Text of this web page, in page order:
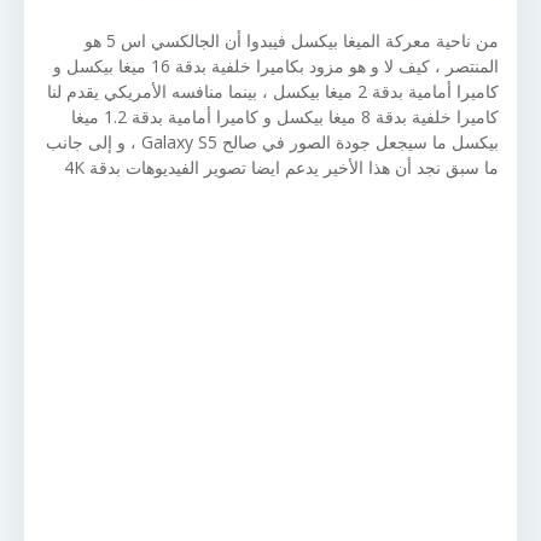
من ناحية معركة الميغا بيكسل فيبدوا أن الجالكسي اس 5 هو
المنتصر ، كيف لا و هو مزود بكاميرا خلفية بدقة 16 ميغا بيكسل و
كاميرا أمامية بدقة 2 ميغا بيكسل ، بينما منافسه الأمريكي يقدم لنا
كاميرا خلفية بدقة 8 ميغا بيكسل و كاميرا أمامية بدقة 1.2 ميغا
بيكسل ما سيجعل جودة الصور في صالح Galaxy S5 ، و إلى جانب
ما سبق نجد أن هذا الأخير يدعم ايضا تصوير الفيديوهات بدقة 4K